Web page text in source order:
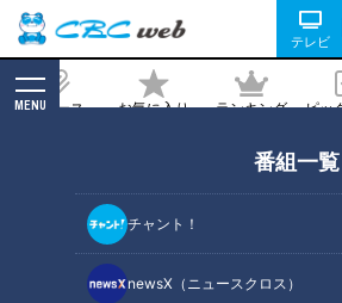
テレビ
ニュース お気に入り ランキング ピッ
MENU
番組一覧
チャント！
newsX（ニュースクロス）
あえもの」の作り方【キユ
ッキング】